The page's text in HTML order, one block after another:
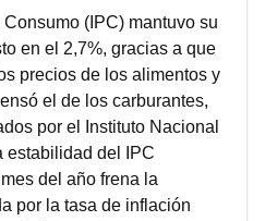
(IPC) mantuvo su
en el 2,7%, gracias a que
precios de los alimentos y
el de los carburantes,
por el Instituto Nacional
estabilidad del IPC
del año frena la
por la tasa de inflación